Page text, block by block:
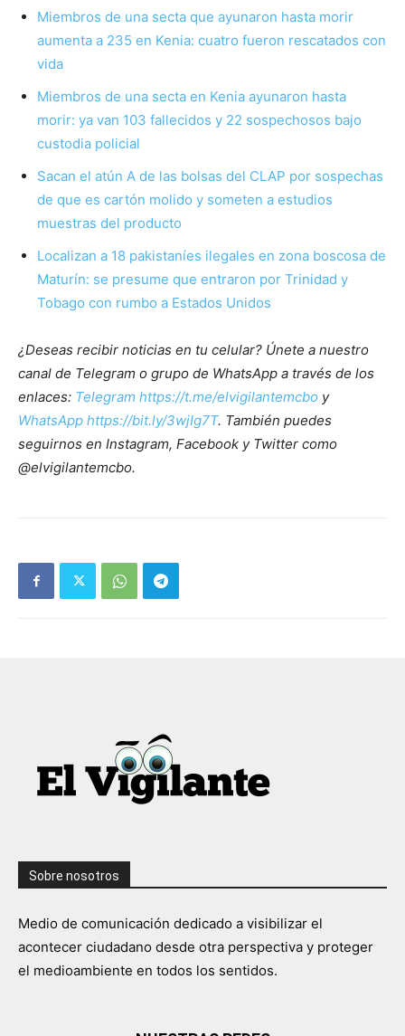
Miembros de una secta que ayunaron hasta morir
aumenta a 235 en Kenia: cuatro fueron rescatados con
vida
Miembros de una secta en Kenia ayunaron hasta
morir: ya van 103 fallecidos y 22 sospechosos bajo
custodia policial
Sacan el atún A de las bolsas del CLAP por sospechas
de que es cartón molido y someten a estudios
muestras del producto
Localizan a 18 pakistaníes ilegales en zona boscosa de
Maturín: se presume que entraron por Trinidad y
Tobago con rumbo a Estados Unidos
¿Deseas recibir noticias en tu celular? Únete a nuestro
canal de Telegram o grupo de WhatsApp a través de los
enlaces: Telegram https://t.me/elvigilantemcbo y
WhatsApp https://bit.ly/3wjIg7T. También puedes
seguirnos en Instagram, Facebook y Twitter como
@elvigilantemcbo.
Sobre nosotros
Medio de comunicación dedicado a visibilizar el
acontecer ciudadano desde otra perspectiva y proteger
el medioambiente en todos los sentidos.